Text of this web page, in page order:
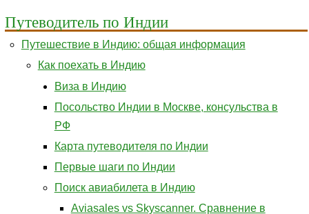
Путеводитель по Индии
Путешествие в Индию: общая информация
Как поехать в Индию
Виза в Индию
Посольство Индии в Москве, консульства в
РФ
Карта путеводителя по Индии
Первые шаги по Индии
Поиск авиабилета в Индию
Aviasales vs Skyscanner. Сравнение в